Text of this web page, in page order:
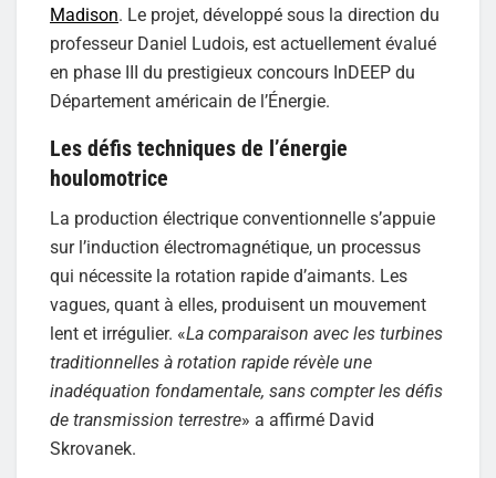
Madison. Le projet, développé sous la direction du
professeur Daniel Ludois, est actuellement évalué
en phase III du prestigieux concours InDEEP du
Département américain de l’Énergie.
Les défis techniques de l’énergie
houlomotrice
La production électrique conventionnelle s’appuie
sur l’induction électromagnétique, un processus
qui nécessite la rotation rapide d’aimants. Les
vagues, quant à elles, produisent un mouvement
lent et irrégulier. «La comparaison avec les turbines
traditionnelles à rotation rapide révèle une
inadéquation fondamentale, sans compter les défis
de transmission terrestre» a affirmé David
Skrovanek.